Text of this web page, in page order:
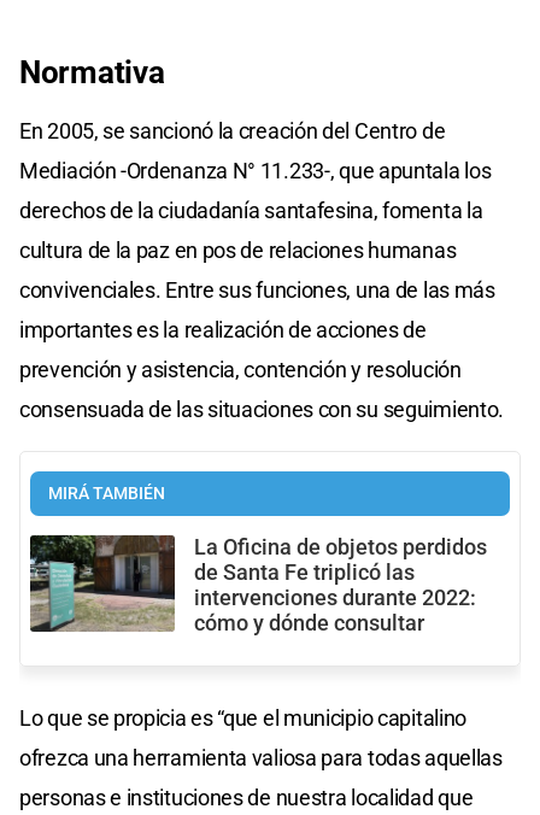
Normativa
En 2005, se sancionó la creación del Centro de
Mediación -Ordenanza N° 11.233-, que apuntala los
derechos de la ciudadanía santafesina, fomenta la
cultura de la paz en pos de relaciones humanas
convivenciales. Entre sus funciones, una de las más
importantes es la realización de acciones de
prevención y asistencia, contención y resolución
consensuada de las situaciones con su seguimiento.
MIRÁ TAMBIÉN
La Oficina de objetos perdidos
de Santa Fe triplicó las
intervenciones durante 2022:
cómo y dónde consultar
Lo que se propicia es “que el municipio capitalino
ofrezca una herramienta valiosa para todas aquellas
personas e instituciones de nuestra localidad que